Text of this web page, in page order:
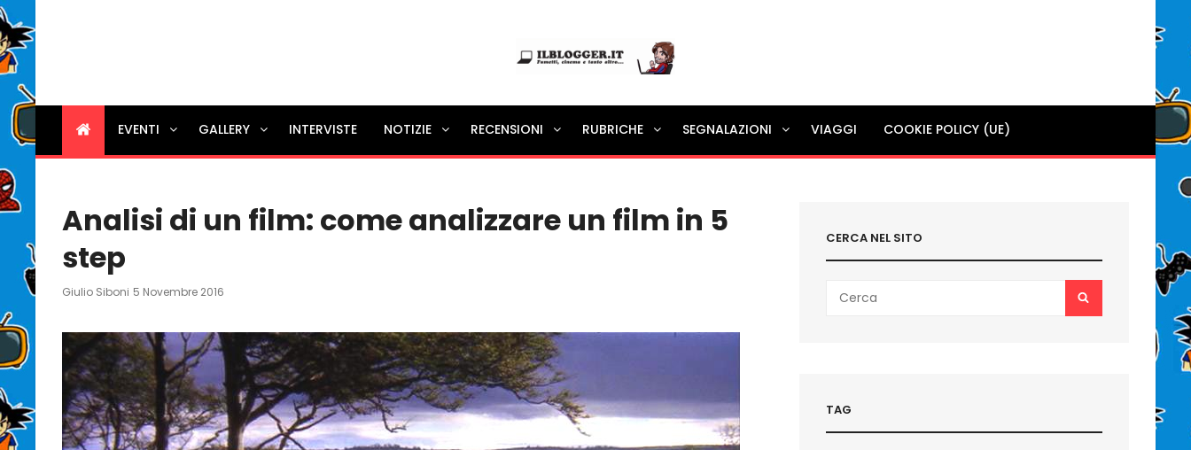
Ilblogger.it
Il portalino di blog |
EVENTI GALLERY INTERVISTE NOTIZIE RECENSIONI RUBRICHE SEGNALAZIONI VIAGGI COOKIE POLICY (UE)
Analisi di un film: come analizzare un film in 5
step
Giulio Siboni Posted
5 Novembre 2016
CERCA NEL SITO
for:
TAG